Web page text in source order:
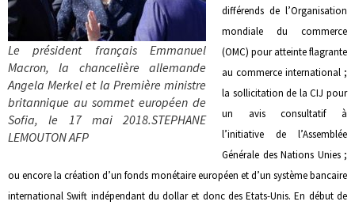
Le président français Emmanuel
Macron, la chancelière allemande
Angela Merkel et la Première ministre
britannique au sommet européen de
Sofia, le 17 mai 2018.STEPHANE
LEMOUTON AFP
différends de l’Organisation
mondiale du commerce
(OMC) pour atteinte flagrante
au commerce international ;
la sollicitation de la CIJ pour
un avis consultatif à
l’initiative de l’Assemblée
Générale des Nations Unies ;
ou encore la création d’un fonds monétaire européen et d’un système bancaire
international Swift indépendant du dollar et donc des Etats-Unis. En début de